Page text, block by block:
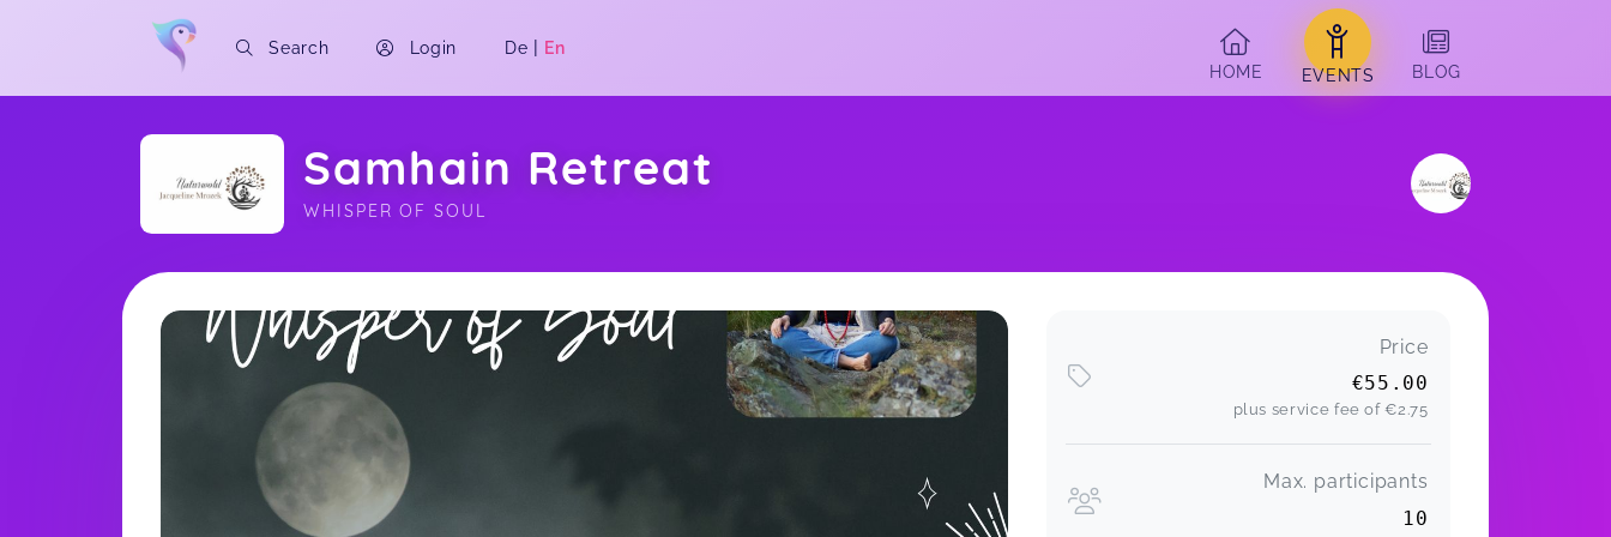
Search Login De | En
HOME
EVENTS BLOG
Samhain Retreat
WHISPER OF SOUL
Soon you will learn more about me here...
Price
€55.00
plus service fee of€2.75
Max. participants
10